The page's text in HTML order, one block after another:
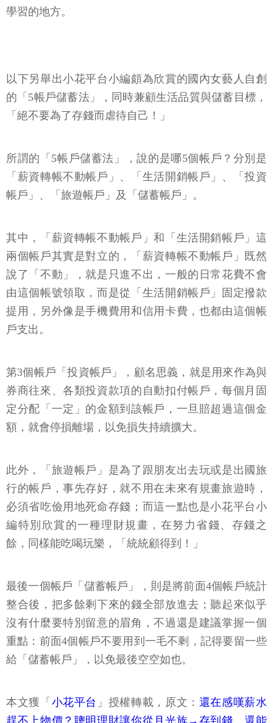
學習的地方。
以下另舉出小花平台小編頗為欣賞的國內女藝人自創
的「5帳戶儲蓄法」，同時兼顧生活品質與儲蓄目標，
「絕不要為了存錢而虐待自己！」
所謂的「5帳戶儲蓄法」，說的是哪5個帳戶？分別是
「薪資轉帳不動帳戶」、「生活開銷帳戶」、「投資
帳戶」、「旅遊帳戶」及「儲蓄帳戶」。
其中，「薪資轉帳不動帳戶」和「生活開銷帳戶」這
兩個帳戶其實是對立的，「薪資轉帳不動帳戶」既然
說了「不動」，就是只進不出，一般的日常花費不會
由這個帳號領取，而是從「生活開銷帳戶」固定撥款
提用，另外像是手機費用和信用卡費，也都由這個帳
戶支出。
第3個帳戶「投資帳戶」，顧名思義，就是用來作為與
券商往來、各類投資款項的自動扣付帳戶，每個月固
定分配「一定」的金額到該帳戶，一旦賠超過這個金
額，就會停損離場，以免損失持續擴大。
此外，「旅遊帳戶」是為了跟朋友出去玩或是出國旅
行的帳戶，事先存好，就不用在未來有規畫旅遊時，
必須省吃儉用地死命存錢；而這一點也是小花平台小
編特別欣賞的一種理財規畫，在努力省錢、存錢之
餘，同樣能吃喝玩樂，「統統顧得到！」
最後一個帳戶「儲蓄帳戶」，則是將前面4個帳戶統計
整合後，把多餘剩下來的錢全部放進去；聽起來似乎
沒有什麼要特別留意的眉角，不過還是建議掌握一個
重點：前面4個帳戶不要用到一毛不剩，記得要留一些
給「儲蓄帳戶」，以免最後空空如也。
本文獲「 小花平台 」授權轉載，原文： 還在感嘆薪水
趕不上物價？聰明理財讓你從月光族→存到錢、還能